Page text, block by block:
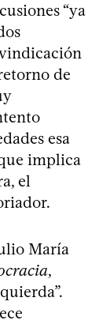
“ya
de
esa
implica
el
María
,